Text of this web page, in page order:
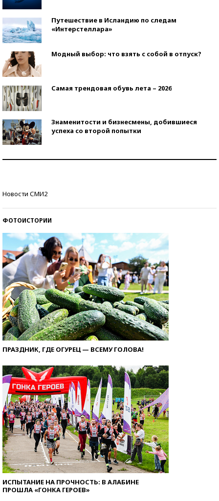
Путешествие в Исландию по следам
«Интерстеллара»
Модный выбор: что взять с собой в отпуск?
Самая трендовая обувь лета – 2026
Знаменитости и бизнесмены, добившиеся
успеха со второй попытки
Новости СМИ2
ФОТОИСТОРИИ
ПРАЗДНИК, ГДЕ ОГУРЕЦ — ВСЕМУ ГОЛОВА!
ИСПЫТАНИЕ НА ПРОЧНОСТЬ: В АЛАБИНЕ
ПРОШЛА «ГОНКА ГЕРОЕВ»